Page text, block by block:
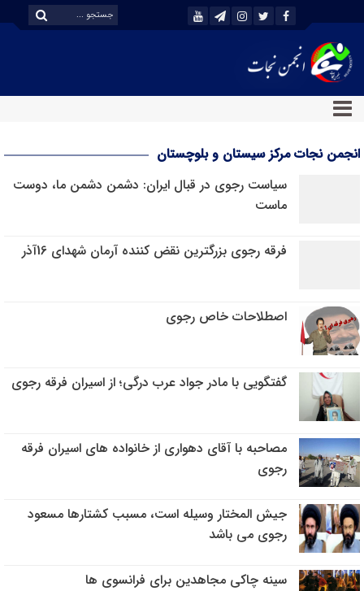
انجمن نجات مرکز سیستان و بلوچستان
سیاست رجوی در قبال ایران: دشمن دشمن ما، دوست
ماست
فرقه رجوی بزرگترین نقض کننده آرمان شهدای 16آذر
اصطلاحات خاص رجوی
گفتگویی با مادر جواد عرب درگی؛ از اسیران فرقه رجوی
مصاحبه با آقای دهواری از خانواده های اسیران فرقه
رجوی
جیش المختار وسیله است، مسبب کشتارها مسعود
رجوی می باشد
سینه چاکی مجاهدین برای فرانسوی ها